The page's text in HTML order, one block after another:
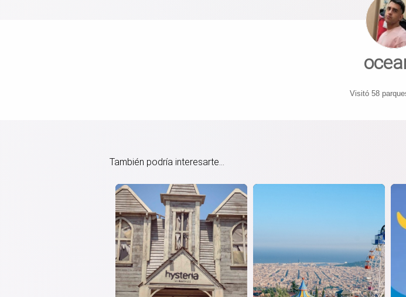
Visitó 58
También podría interesarte...